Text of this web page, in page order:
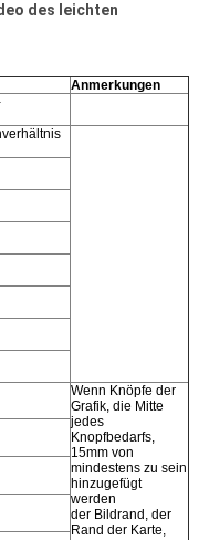
des leichten
Anmerkungen
Wenn Knöpfe der
Grafik, die Mitte
jedes
Knopfbedarfs,
15mm von
mindestens zu sein
hinzugefügt
werden
der Bildrand, der
Rand der Karte,